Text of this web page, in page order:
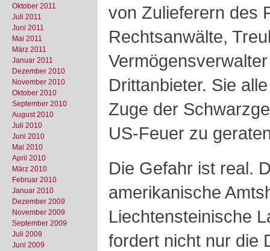
Oktober 2011
Juli 2011
Juni 2011
Mai 2011
März 2011
Januar 2011
Dezember 2010
November 2010
Oktober 2010
September 2010
August 2010
Juli 2010
Juni 2010
Mai 2010
April 2010
März 2010
Februar 2010
Januar 2010
Dezember 2009
November 2009
September 2009
Juli 2009
Juni 2009
von Zulieferern des
Rechtsanwälte,
Drittanbieter. Sie
Zuge der
US-Feuer zu
Die Gefahr ist real.
amerikanische
Liechtensteinische
fordert nicht nur die